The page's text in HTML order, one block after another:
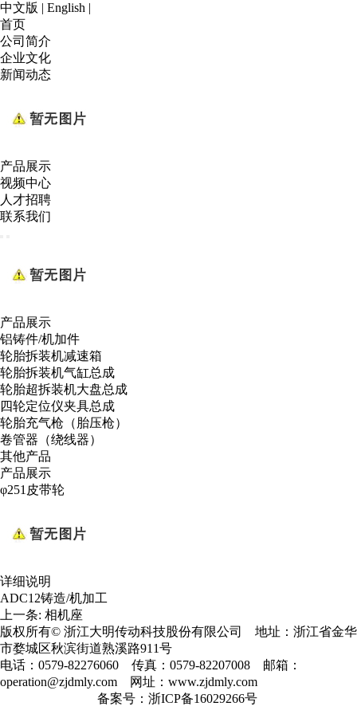
中文版 | English |
首页
公司简介
企业文化
新闻动态
产品展示
视频中心
人才招聘
联系我们
产品展示
铝铸件/机加件
轮胎拆装机减速箱
轮胎拆装机气缸总成
轮胎超拆装机大盘总成
四轮定位仪夹具总成
轮胎充气枪（胎压枪）
卷管器（绕线器）
其他产品
产品展示
φ251皮带轮
详细说明
ADC12铸造/机加工
上一条: 相机座
版权所有© 浙江大明传动科技股份有限公司
地址：浙江省金华
市婺城区秋滨街道熟溪路911号
电话： 0579-82276060 传真：0579-82207008 邮箱：
operation@zjdmly.com
网址： www.zjdmly.com
备案号： 浙ICP备16029266号